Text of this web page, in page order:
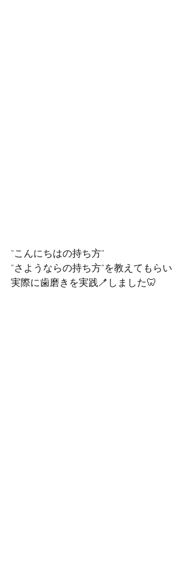
"こんにちはの持ち方"
"さようならの持ち方"を教えてもらい
実際に歯磨きを実践🪥しました🦷